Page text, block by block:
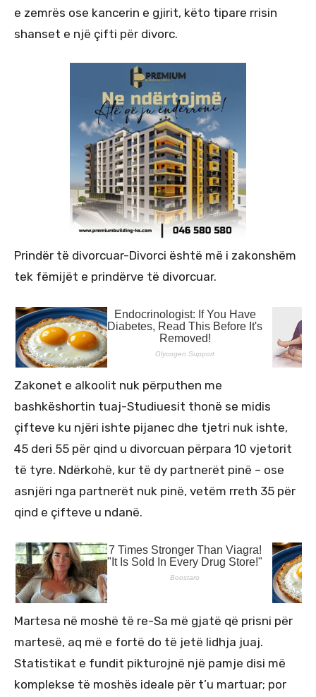
e zemrës ose kancerin e gjirit, këto tipare rrisin
shanset e një çifti për divorc.
Prindër të divorcuar-Divorci është më i zakonshëm
tek fëmijët e prindërve të divorcuar.
Zakonet e alkoolit nuk përputhen me
bashkëshortin tuaj-Studiuesit thonë se midis
çifteve ku njëri ishte pijanec dhe tjetri nuk ishte,
45 deri 55 për qind u divorcuan përpara 10 vjetorit
të tyre. Ndërkohë, kur të dy partnerët pinë – ose
asnjëri nga partnerët nuk pinë, vetëm rreth 35 për
qind e çifteve u ndanë.
Martesa në moshë të re-Sa më gjatë që prisni për
martesë, aq më e fortë do të jetë lidhja juaj.
Statistikat e fundit pikturojnë një pamje disi më
komplekse të moshës ideale për t’u martuar; por